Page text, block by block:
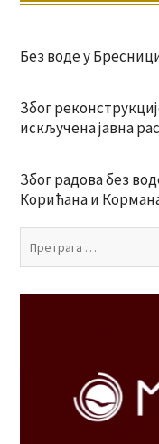
Без воде у
Због
искључена јавна
Због радова без
Корићана и